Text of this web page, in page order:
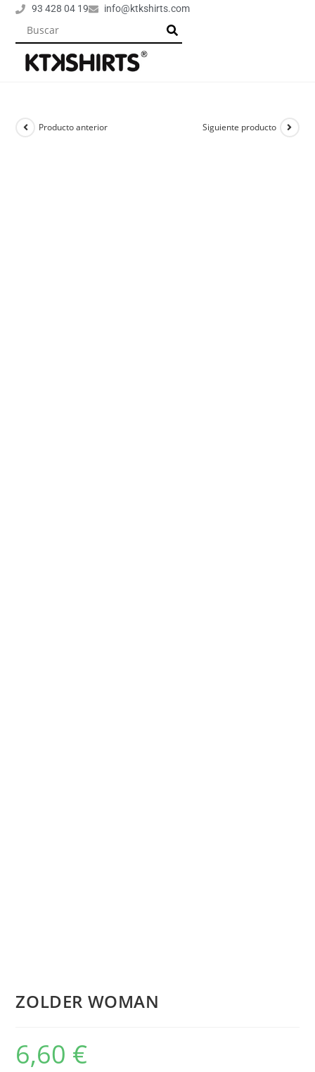
93 428 04 19 info@ktkshirts.com
Producto anterior Siguiente producto
ZOLDER WOMAN
6,60 €